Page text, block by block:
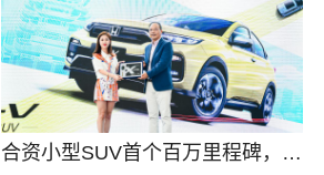
合资小型SUV首个百万里程碑，XR-V领潮再破局！